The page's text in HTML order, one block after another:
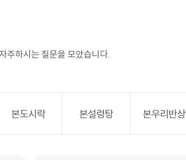
주하시는 질문을 모았습니다.
본도시락 본설렁탕 본우리반상